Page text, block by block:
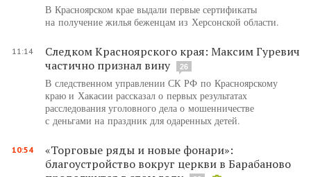
В Красноярском крае выдали первые сертификаты
на получение жилья беженцам из Херсонской области.
11:14
Следком Красноярского края: Максим Гуревич
частично признал вину
26
В следственном управлении СК РФ по Красноярскому
краю и Хакасии рассказал о первых результатах
расследования уголовного дела о мошенничестве
с деньгами на праздник для одаренных детей.
10:54
«Торговые ряды и новые фонари»:
благоустройство вокруг церкви в Барабаново